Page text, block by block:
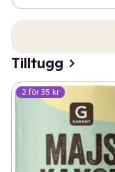
Tilltugg
2 för 35 kr